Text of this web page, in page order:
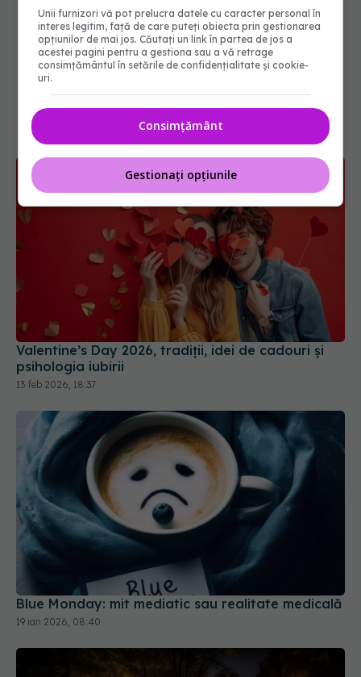
Valentine’s Day 2026, tradiții, idei de cadouri și
psihologia iubirii
13 feb 2026, 18:37
Blue Monday: mit mediatic sau realitate medicală
Unii furnizori vă pot prelucra datele cu caracter personal în
interes legitim, față de care puteți obiecta prin gestionarea
opțiunilor de mai jos. Căutați un link în partea de jos a
acestei pagini pentru a gestiona sau a vă retrage
consimțământul în setările de confidențialitate și cookie-
uri.
Consimțământ
Gestionați opțiunile